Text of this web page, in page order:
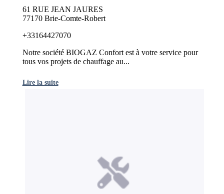
61 RUE JEAN JAURES
77170 Brie-Comte-Robert
+33164427070
Notre société BIOGAZ Confort est à votre service pour
tous vos projets de chauffage au...
Lire la suite